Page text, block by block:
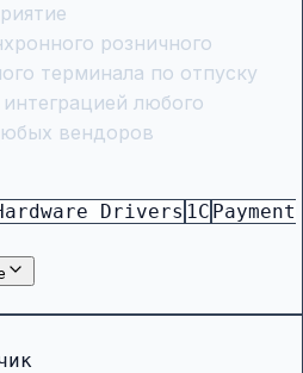
розничного
терминала по отпуску
любого
вендоров
Drivers 1C Payment